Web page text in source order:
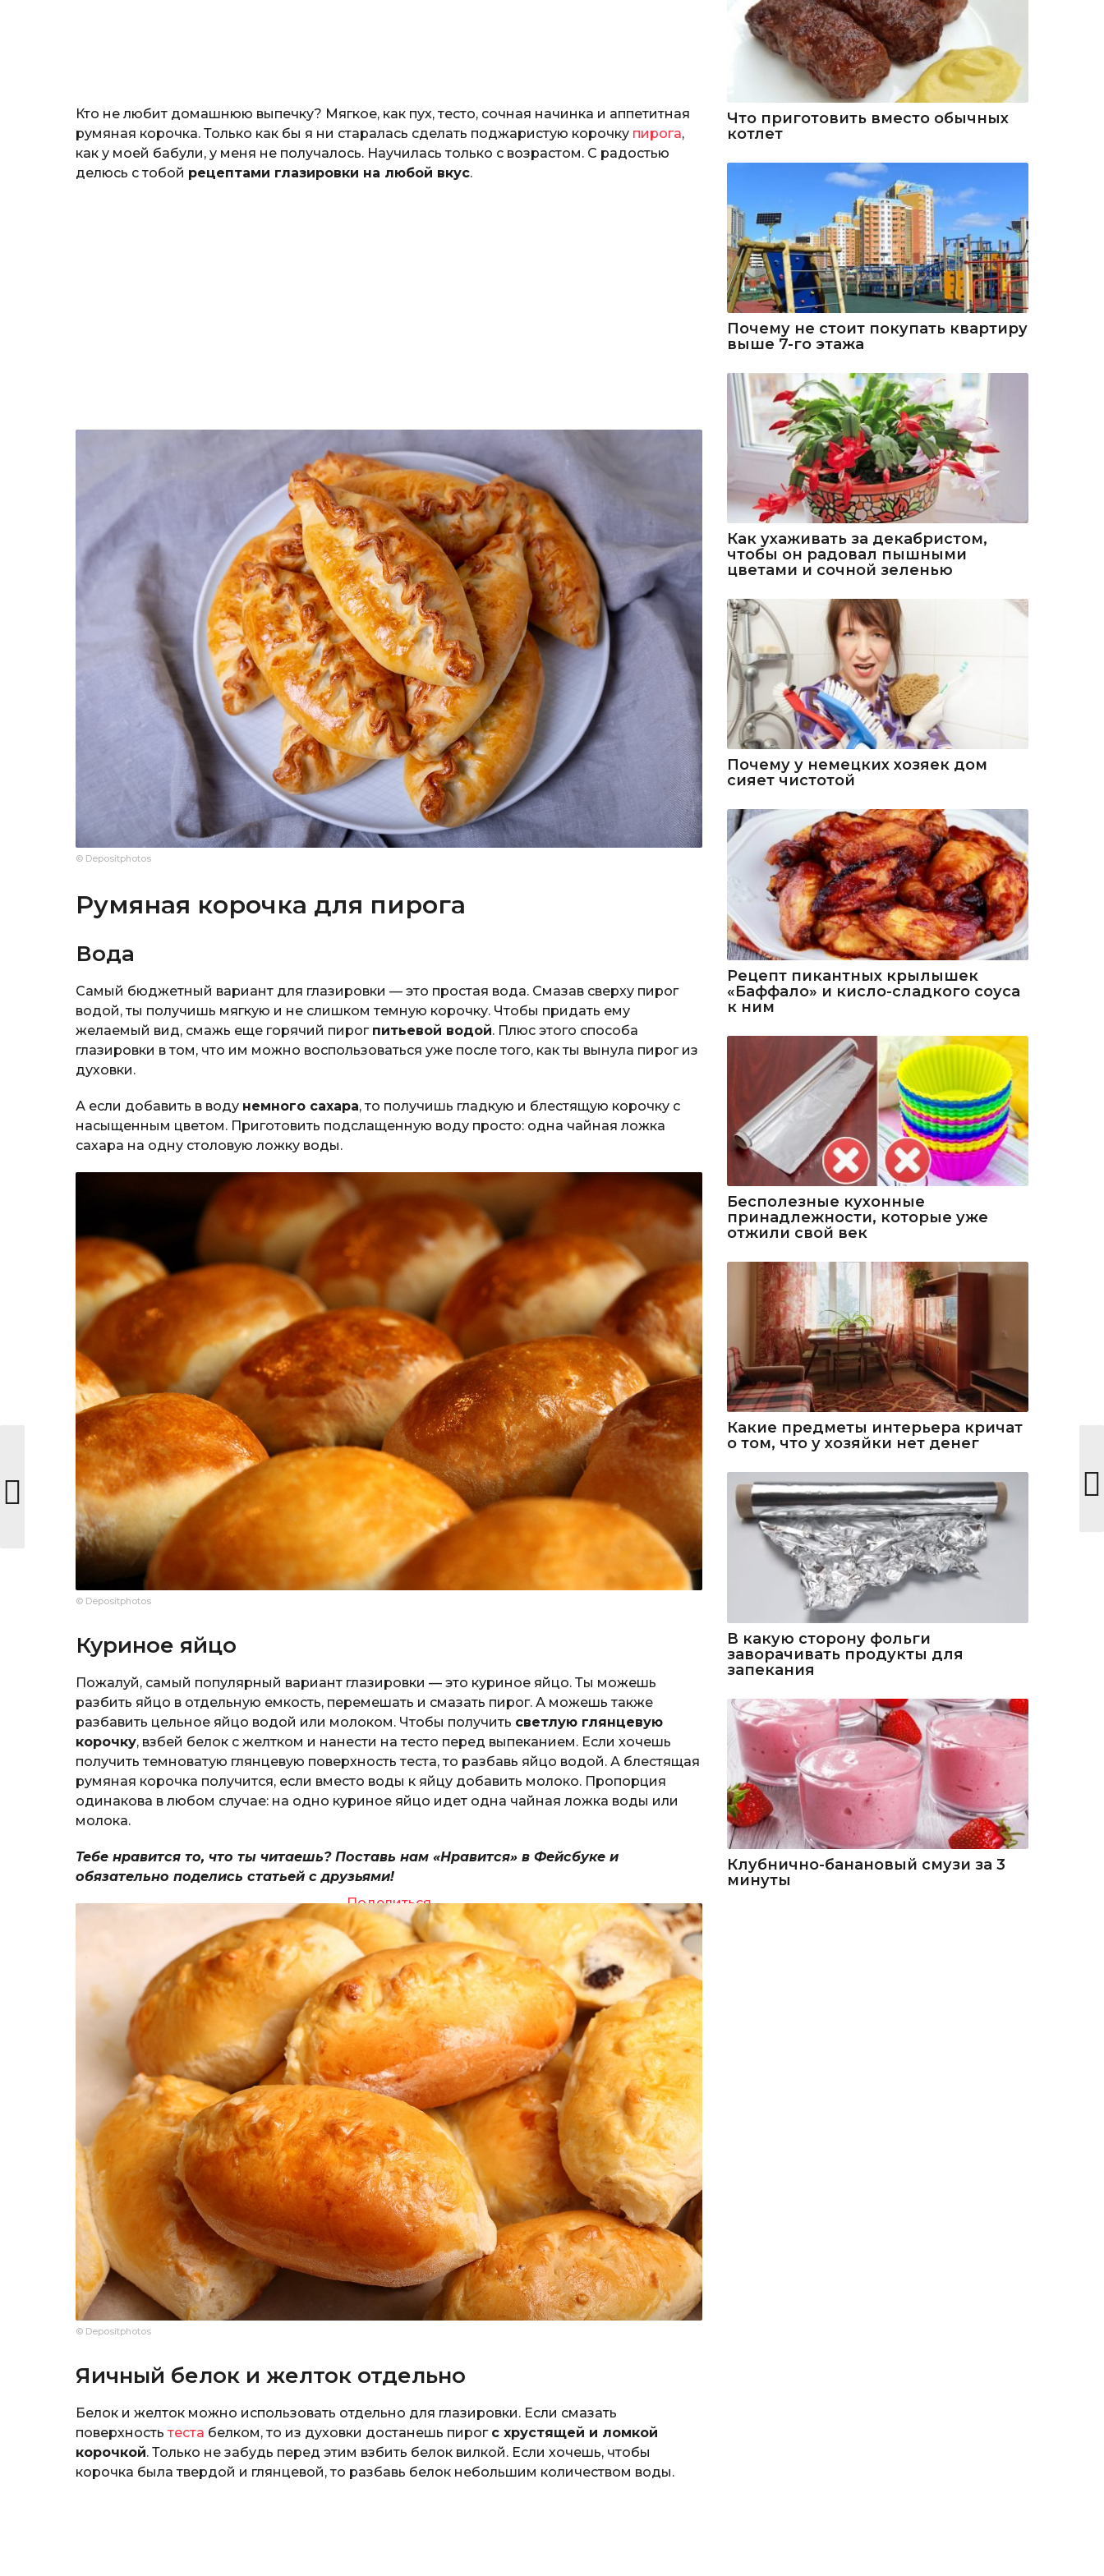
Кто не любит домашнюю выпечку? Мягкое, как пух, тесто, сочная начинка и аппетитная
румяная корочка. Только как бы я ни старалась сделать поджаристую корочку пирога,
как у моей бабули, у меня не получалось. Научилась только с возрастом. С радостью
делюсь с тобой рецептами глазировки на любой вкус.
© Depositphotos
Румяная корочка для пирога
Вода
Самый бюджетный вариант для глазировки — это простая вода. Смазав сверху пирог
водой, ты получишь мягкую и не слишком темную корочку. Чтобы придать ему
желаемый вид, смажь еще горячий пирог питьевой водой. Плюс этого способа
глазировки в том, что им можно воспользоваться уже после того, как ты вынула пирог из
духовки.
А если добавить в воду немного сахара, то получишь гладкую и блестящую корочку с
насыщенным цветом. Приготовить подслащенную воду просто: одна чайная ложка
сахара на одну столовую ложку воды.
© Depositphotos
Куриное яйцо
Пожалуй, самый популярный вариант глазировки — это куриное яйцо. Ты можешь
разбить яйцо в отдельную емкость, перемешать и смазать пирог. А можешь также
разбавить цельное яйцо водой или молоком. Чтобы получить светлую глянцевую
корочку, взбей белок с желтком и нанести на тесто перед выпеканием. Если хочешь
получить темноватую глянцевую поверхность теста, то разбавь яйцо водой. А блестящая
румяная корочка получится, если вместо воды к яйцу добавить молоко. Пропорция
одинакова в любом случае: на одно куриное яйцо идет одна чайная ложка воды или
молока.
Тебе нравится то, что ты читаешь? Поставь нам «Нравится» в Фейсбуке и
обязательно поделись статьей с друзьями!
Поделиться
© Depositphotos
Яичный белок и желток отдельно
Белок и желток можно использовать отдельно для глазировки. Если смазать
поверхность теста белком, то из духовки достанешь пирог с хрустящей и ломкой
корочкой. Только не забудь перед этим взбить белок вилкой. Если хочешь, чтобы
корочка была твердой и глянцевой, то разбавь белок небольшим количеством воды.
Что приготовить вместо обычных
котлет
Почему не стоит покупать квартиру
выше 7-го этажа
Как ухаживать за декабристом,
чтобы он радовал пышными
цветами и сочной зеленью
Почему у немецких хозяек дом
сияет чистотой
Рецепт пикантных крылышек
«Баффало» и кисло-сладкого соуса
к ним
Бесполезные кухонные
принадлежности, которые уже
отжили свой век
Какие предметы интерьера кричат
о том, что у хозяйки нет денег
В какую сторону фольги
заворачивать продукты для
запекания
Клубнично-банановый смузи за 3
минуты